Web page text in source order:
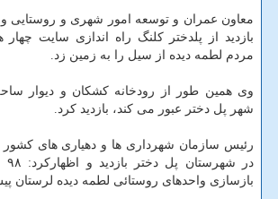
معاون عمران و توسعه امور شهری و روستایی
بازدید از پلدختر كلنگ راه اندازی سایت چهار
مردم لطمه دیده از سیل را به زمین زد.
وی همین طور از رودخانه كشكان و دیوار
شهر پل دختر عبور می كند، بازدید كرد.
رئیس سازمان شهرداری ها و دهیاری های كشور
بازسازی واحدهای روستائی لطمه دیده لرستان